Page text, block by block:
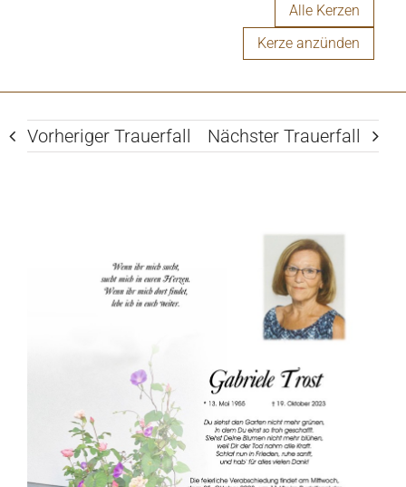
Alle Kerzen
Kerze anzünden
Vorheriger Trauerfall Nächster Trauerfall